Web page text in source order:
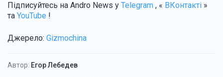
Підписуйтесь на Andro News у Telegram , « ВКонтакті »
та YouTube !
Джерело: Gizmochina
Автор: Егор Лебедев